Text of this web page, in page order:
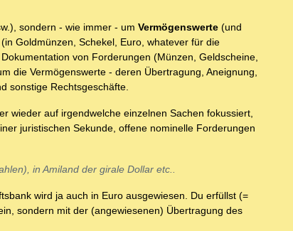
sondern - wie immer - um Vermögenswerte (und
Goldmünzen, Schekel, Euro, whatever für die
von Forderungen (Münzen, Geldscheine,
die Vermögenswerte - deren Übertragung, Aneignung,
sonstige Rechtsgeschäfte.
wieder auf irgendwelche einzelnen Sachen fokussiert,
juristischen Sekunde, offene nominelle Forderungen
in Amiland der girale Dollar etc..
wird ja auch in Euro ausgewiesen. Du erfüllst (=
sondern mit der (angewiesenen) Übertragung des